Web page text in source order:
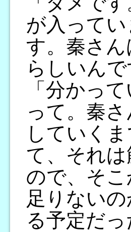
が入って
す。秦さ
らしいん
「分かっ
って。秦
していく
て、それ
ので、そ
足りない
る予定だ